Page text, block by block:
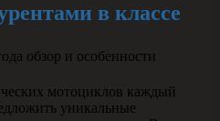
в классе
мотоциклов каждый
уникальные